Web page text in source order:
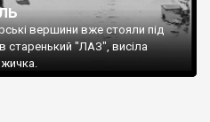
вершини вже стояли під
старенький "ЛАЗ", висіла